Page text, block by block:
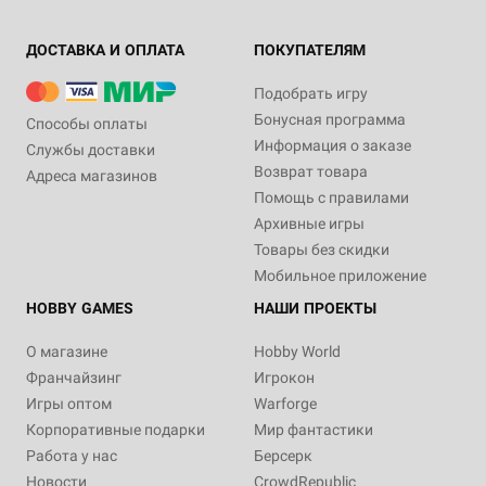
ДОСТАВКА И ОПЛАТА
Способы оплаты
Службы доставки
Адреса магазинов
ПОКУПАТЕЛЯМ
Подобрать игру
Бонусная программа
Информация о заказе
Возврат товара
Помощь с правилами
Архивные игры
Товары без скидки
Мобильное приложение
HOBBY GAMES
О магазине
Франчайзинг
Игры оптом
Корпоративные подарки
Работа у нас
Новости
НАШИ ПРОЕКТЫ
Hobby World
Игрокон
Warforge
Мир фантастики
Берсерк
CrowdRepublic